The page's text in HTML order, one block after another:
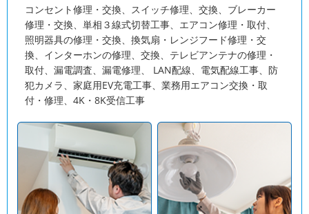
コンセント修理・交換、スイッチ修理、交換、ブレーカー
修理・交換、単相３線式切替工事、エアコン修理・取付、
照明器具の修理・交換、換気扇・レンジフード修理・交
換、インターホンの修理、交換、テレビアンテナの修理・
取付、漏電調査、漏電修理、 LAN配線、電気配線工事、防
犯カメラ、家庭用EV充電工事、業務用エアコン交換・取
付・修理、4K・8K受信工事